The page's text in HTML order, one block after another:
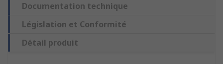
Documentation technique
Législation et Conformité
Détail produit